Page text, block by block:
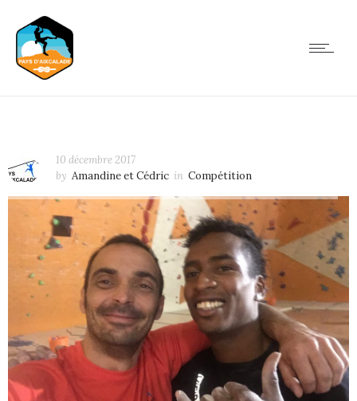
10 décembre 2017
by Amandine et Cédric in Compétition